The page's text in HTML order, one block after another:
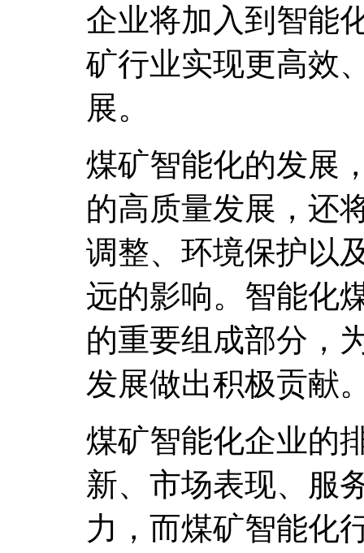
企业将加入到智能
矿行业实现更高效
展。
煤矿智能化的发展
的高质量发展，还
调整、环境保护以
远的影响。智能化
的重要组成部分，
发展做出积极贡献
煤矿智能化企业的
新、市场表现、服
力，而煤矿智能化